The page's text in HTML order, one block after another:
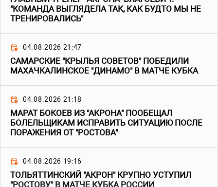
"КОМАНДА ВЫГЛЯДЕЛА ТАК, КАК БУДТО МЫ НЕ
ТРЕНИРОВАЛИСЬ"
04.08.2026 21:47
САМАРСКИЕ "КРЫЛЬЯ СОВЕТОВ" ПОБЕДИЛИ
МАХАЧКАЛИНСКОЕ "ДИНАМО" В МАТЧЕ КУБКА
04.08.2026 21:18
МАРАТ БОКОЕВ ИЗ "АКРОНА" ПООБЕЩАЛ
БОЛЕЛЬЩИКАМ ИСПРАВИТЬ СИТУАЦИЮ ПОСЛЕ
ПОРАЖЕНИЯ ОТ "РОСТОВА"
04.08.2026 19:16
ТОЛЬЯТТИНСКИЙ "АКРОН" КРУПНО УСТУПИЛ
"РОСТОВУ" В МАТЧЕ КУБКА РОССИИ